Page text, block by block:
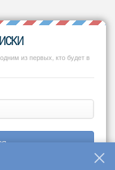
из первых, кто будет в